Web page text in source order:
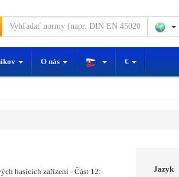
O nás €
hasicích zařízení - Část 12:
Jazyk